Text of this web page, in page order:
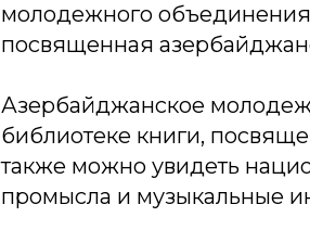
молодежного
посвященная
Азербайджанское
библиотеке книги,
также можно увидеть
промысла и музыкальные